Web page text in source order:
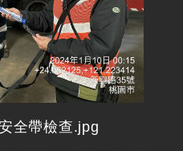
全帶檢查.jpg